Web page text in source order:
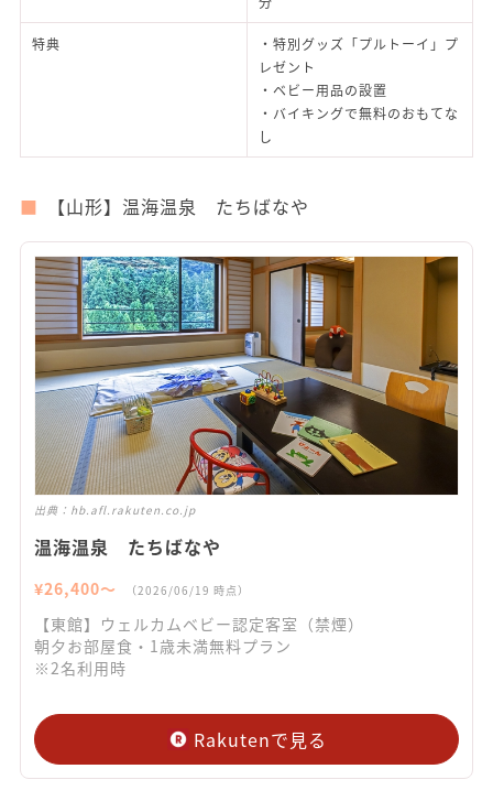
特典
・特別グッズ「プルトーイ」プ
レゼント
・ベビー用品の設置
・バイキングで無料のおもてな
し
【山形】温海温泉 たちばなや
出典： hb.afl.rakuten.co.jp
温海温泉 たちばなや
¥26,400〜 （2026/06/19 時点）
【東館】ウェルカムベビー認定客室（禁煙）
朝夕お部屋食・1歳未満無料プラン
※2名利用時
Rakutenで見る